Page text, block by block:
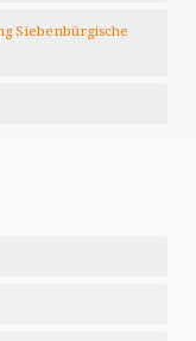
Siebenbürgische